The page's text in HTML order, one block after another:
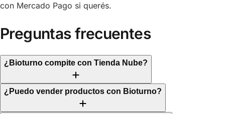
con Mercado Pago si querés.
Preguntas frecuentes
¿Bioturno compite con Tienda Nube?
¿Puedo vender productos con Bioturno?